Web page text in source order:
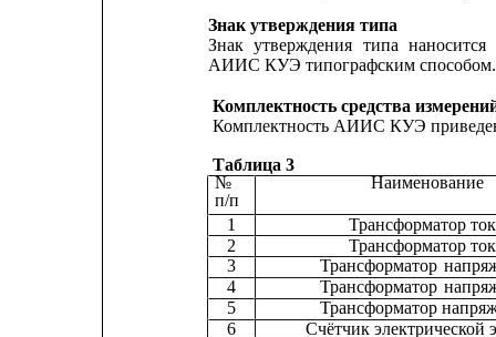
Знак утверждения типа
Знак утверждения типа наносится
АИИС КУЭ типографским способом.
Комплектность средства
Комплектность АИИС КУЭ
Таблица 3
№
Наименование
п/п
1
Трансформатор
2
Трансформатор
3
Трансформатор
4
Трансформатор
5
Трансформатор
6
Счётчик электрической